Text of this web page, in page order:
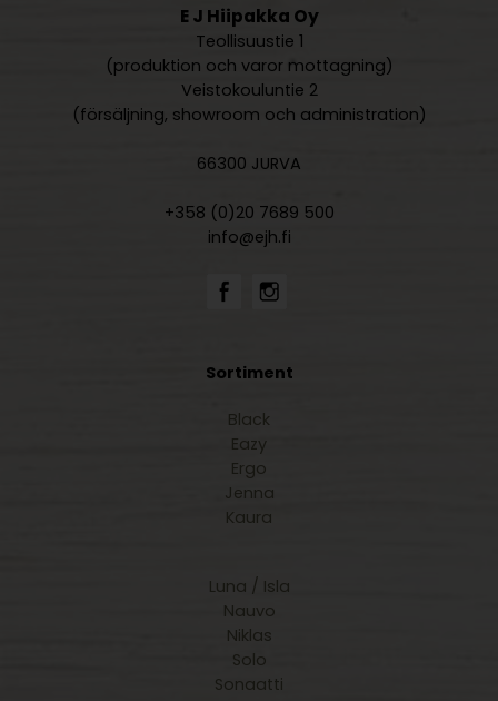
E J Hiipakka Oy
Teollisuustie 1
(produktion och varor mottagning)
Veistokouluntie 2
(försäljning, showroom och administration)
66300 JURVA
+358 (0)20 7689 500
info@ejh.fi
Sortiment
Black
Eazy
Ergo
Jenna
Kaura
Luna / Isla
Nauvo
Niklas
Solo
Sonaatti